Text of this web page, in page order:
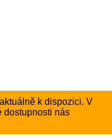
k dispozici. V
dostupnosti nás